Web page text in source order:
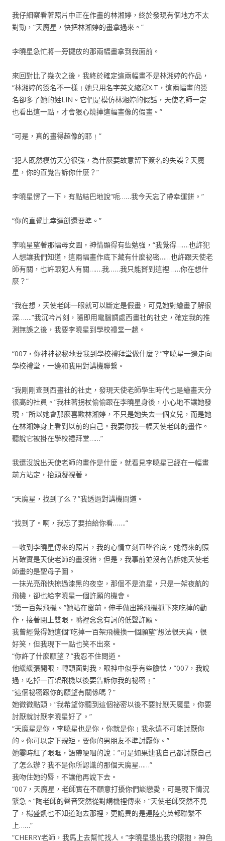
我仔細察看著照片中正在作畫的林湘婷，終於發現有個地方不太
對勁，“天魔星，快把林湘婷的畫拿過來。”
李曉星急忙將一旁擺放的那兩幅畫拿到我面前。
來回對比了幾次之後，我終於確定這兩幅畫不是林湘婷的作品，
“林湘婷的簽名不一樣﹗她只用名字英文縮寫X.T，這兩幅畫的簽
名卻多了她的姓LIN。它們是模仿林湘婷的假話，天使老師一定
也看出這一點，才會狠心燒掉這幅畫像的假畫。”
“可是，真的畫得超像的耶﹗”
“犯人既然模仿天分很強，為什麼要故意留下簽名的失誤？天魔
星，你的直覺告訴你什麼？”
李曉星愣了一下，有點結巴地說“呃……我今天忘了帶幸運餅。”
“你的直覺比幸運餅還要準。”
李曉星望著那幅母女圖，神情顯得有些勉強，“我覺得…….也許犯
人想讓我們知道，這兩幅畫作底下藏有什麼祕密……也許跟天使老
師有關，也許跟犯人有關…….我……我只能掰到這裡……你在想什
麼？”
“我在想，天使老師一眼就可以斷定是假畫，可見她對繪畫了解很
深…….”我沉吟片刻，隨即用電腦調處西畫社的社史，確定我的推
測無誤之後，我要李曉星到學校禮堂一趟。
“007，你神神祕秘地要我到學校禮拜堂做什麼？”李曉星一邊走向
學校禮堂，一邊和我用對講機聯繫。
“我剛剛查到西畫社的社史，發現天使老師學生時代也是繪畫天分
很高的社員。”我柱著拐杖偷偷跟在李曉星身後，小心地不讓她發
現，“所以她會那麼喜歡林湘婷，不只是她失去一個女兒，而是她
在林湘婷身上看到以前的自己。我要你找一幅天使老師的畫作。
聽說它被掛在學校禮拜堂……”
我還沒說出天使老師的畫作是什麼，就看見李曉星已經在一幅畫
前方站定，抬頭凝視著。
“天魔星，找到了么？”我透過對講機問道。
“找到了。啊，我忘了要拍給你看…….”
一收到李曉星傳來的照片，我的心情立刻直墜谷底。她傳來的照
片確實是天使老師的畫沒錯，但是，我事前並沒有告訴她天使老
師畫的是聖母子圖。
一抹光亮飛快掠過漆黑的夜空，那個不是流星，只是一架夜航的
飛機，卻也給李曉星一個許願的機會。
“第一百架飛機。”她站在窗前，伸手做出將飛機抓下來吃掉的動
作，接著閉上雙眼，嘴裡念念有詞的低聲許願。
我曾經覺得她這個”吃掉一百架飛機換一個願望”想法很天真，很
好笑，但我現下一點也笑不出來。
“你許了什麼願望？”我忍不住問道。
他緩緩張開眼，轉頭面對我，眼神中似乎有些膽怯，”007，我說
過，吃掉一百架飛機以後要告訴你我的祕密﹗”
“這個祕密跟你的願望有關係嗎？”
她微微點頭，”我希望你聽到這個祕密以後不要討厭天魔星，你要
討厭就討厭李曉星好了。”
“天魔星是你，李曉星也是你，你就是你﹗我永遠不可能討厭你
的。你可以定下規矩，要你的男朋友不準討厭你。”
她霎時紅了眼眶，語帶哽咽的說︰”可是如果連我自己都討厭自己
了怎么辦？我不是你所認識的那個天魔星……”
我吻住她的唇，不讓他再說下去。
“007，天魔星，老師實在不願意打擾你們談戀愛，可是現下情況
緊急。”陶老師的聲音突然從對講機裡傳來，”天使老師突然不見
了，楊盛凱也不知道跑去那裡，更詭異的是連陸克英都聯繫不
上……”
“CHERRY老師，我馬上去幫忙找人。”李曉星退出我的懷抱，神色